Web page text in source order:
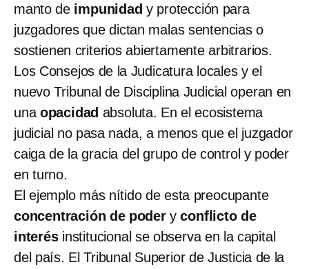
manto de impunidad y protección para
juzgadores que dictan malas sentencias o
sostienen criterios abiertamente arbitrarios.
Los Consejos de la Judicatura locales y el
nuevo Tribunal de Disciplina Judicial operan en
una opacidad absoluta. En el ecosistema
judicial no pasa nada, a menos que el juzgador
caiga de la gracia del grupo de control y poder
en turno.
El ejemplo más nítido de esta preocupante
concentración de poderyconflicto de
interésinstitucional se observa en la capital
del país. El Tribunal Superior de Justicia de la